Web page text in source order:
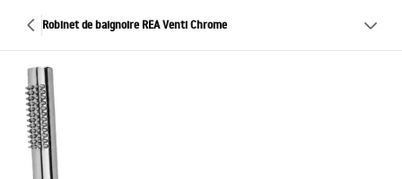
Robinet de baignoire REA Venti Chrome